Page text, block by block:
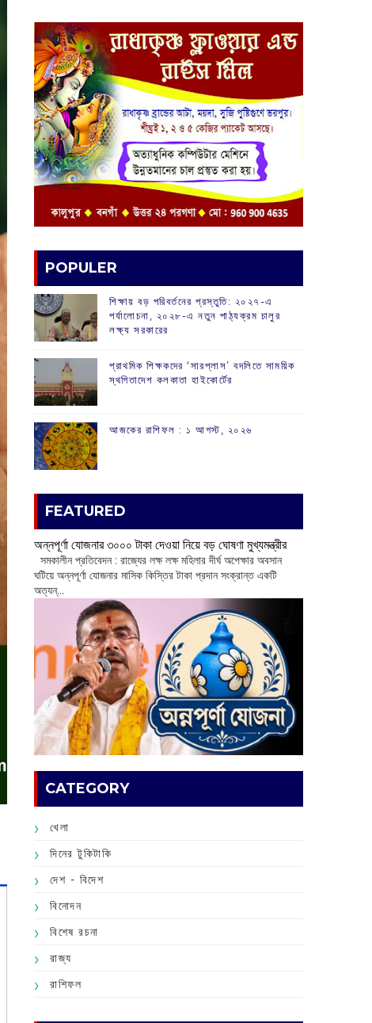
POPULER
শিক্ষায় বড় পরিবর্তনের প্রস্তুতি: ২০২৭-এ
পর্যালোচনা, ২০২৮-এ নতুন পাঠ্যক্রম চালুর
লক্ষ্য সরকারের
প্রাথমিক শিক্ষকদের ‘সারপ্লাস’ বদলিতে সাময়িক
স্থগিতাদেশ কলকাতা হাইকোর্টের
আজকের রাশিফল :‌ ‌‌১ আগস্ট, ২০২৬
FEATURED
অন্নপূর্ণা যোজনার ৩০০০ টাকা দেওয়া নিয়ে বড় ঘোষণা মুখ্যমন্ত্রীর
সমকালীন প্রতিবেদন : রাজ্যের লক্ষ লক্ষ মহিলার দীর্ঘ অপেক্ষার অবসান
ঘটিয়ে অন্নপূর্ণা যোজনার মাসিক কিস্তির টাকা প্রদান সংক্রান্ত একটি
অত্যন্...
CATEGORY
খেলা
দিনের টুকিটাকি
দেশ - বিদেশ
বিনোদন
বিশেষ রচনা
রাজ্য
রাশিফল